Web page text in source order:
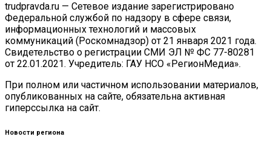
trudpravda.ru — Сетевое издание зарегистрировано
Федеральной службой по надзору в сфере связи,
информационных технологий и массовых
коммуникаций (Роскомнадзор) от 21 января 2021 года.
Свидетельство о регистрации СМИ ЭЛ № ФС 77-80281
от 22.01.2021. Учредитель: ГАУ НСО «РегионМедиа».
При полном или частичном использовании материалов,
опубликованных на сайте, обязательна активная
гиперссылка на сайт.
Новости региона